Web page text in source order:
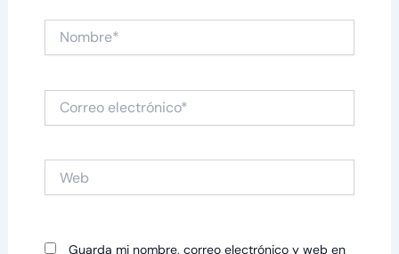
Nombre*
Correo
electrónico*
Guarda mi nombre, correo electrónico y web en